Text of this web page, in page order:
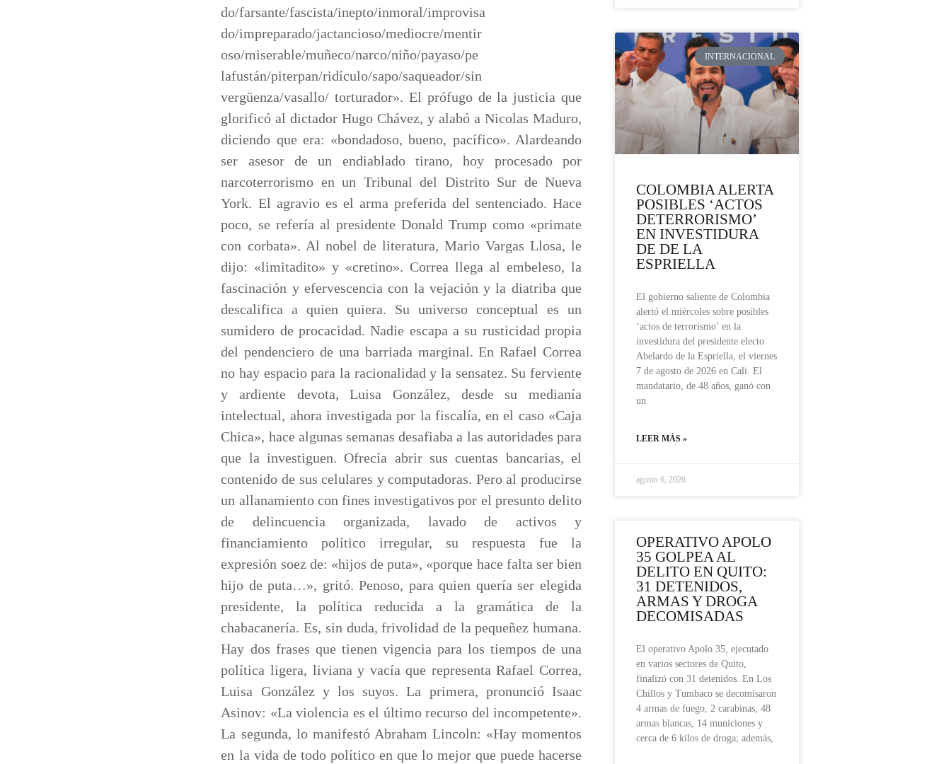
do/farsante/fascista/inepto/inmoral/improvisa
do/impreparado/jactancioso/mediocre/mentir
oso/miserable/muñeco/narco/niño/payaso/pe
lafustán/piterpan/ridículo/sapo/saqueador/sin
vergüenza/vasallo/ torturador». El prófugo de la justicia que
glorificó al dictador Hugo Chávez, y alabó a Nicolas Maduro,
diciendo que era: «bondadoso, bueno, pacífico». Alardeando
ser asesor de un endiablado tirano, hoy procesado por
narcoterrorismo en un Tribunal del Distrito Sur de Nueva
York. El agravio es el arma preferida del sentenciado. Hace
poco, se refería al presidente Donald Trump como «primate
con corbata». Al nobel de literatura, Mario Vargas Llosa, le
dijo: «limitadito» y «cretino». Correa llega al embeleso, la
fascinación y efervescencia con la vejación y la diatriba que
descalifica a quien quiera. Su universo conceptual es un
sumidero de procacidad. Nadie escapa a su rusticidad propia
del pendenciero de una barriada marginal. En Rafael Correa
no hay espacio para la racionalidad y la sensatez. Su ferviente
y ardiente devota, Luisa González, desde su medianía
intelectual, ahora investigada por la fiscalía, en el caso «Caja
Chica», hace algunas semanas desafiaba a las autoridades para
que la investiguen. Ofrecía abrir sus cuentas bancarias, el
contenido de sus celulares y computadoras. Pero al producirse
un allanamiento con fines investigativos por el presunto delito
de delincuencia organizada, lavado de activos y
financiamiento político irregular, su respuesta fue la
expresión soez de: «hijos de puta», «porque hace falta ser bien
hijo de puta…», gritó. Penoso, para quien quería ser elegida
presidente, la política reducida a la gramática de la
chabacanería. Es, sin duda, frivolidad de la pequeñez humana.
Hay dos frases que tienen vigencia para los tiempos de una
política ligera, liviana y vacía que representa Rafael Correa,
Luisa González y los suyos. La primera, pronunció Isaac
Asinov: «La violencia es el último recurso del incompetente».
La segunda, lo manifestó Abraham Lincoln: «Hay momentos
en la vida de todo político en que lo mejor que puede hacerse
INTERNACIONAL
COLOMBIA ALERTA
POSIBLES ‘ACTOS
DETERRORISMO’
EN INVESTIDURA
DE DE LA
ESPRIELLA
El gobierno saliente de Colombia
alertó el miércoles sobre posibles
‘actos de terrorismo’ en la
investidura del presidente electo
Abelardo de la Espriella, el viernes
7 de agosto de 2026 en Cali. El
mandatario, de 48 años, ganó con
un
LEER MÁS »
agosto 6, 2026
OPERATIVO APOLO
35 GOLPEA AL
DELITO EN QUITO:
31 DETENIDOS,
ARMAS Y DROGA
DECOMISADAS
El operativo Apolo 35, ejecutado
en varios sectores de Quito,
finalizó con 31 detenidos. En Los
Chillos y Tumbaco se decomisaron
4 armas de fuego, 2 carabinas, 48
armas blancas, 14 municiones y
cerca de 6 kilos de droga; además,